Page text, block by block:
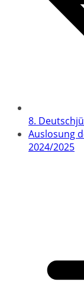
8.
Auslosung
2024/2025